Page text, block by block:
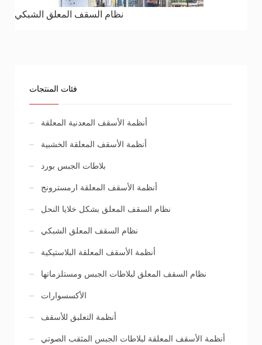
نظام السقف المعلق الشبكي
فئات المنتجات
أنظمة الأسقف المعدنية المعلقة
أنظمة الأسقف المعلقة الخشبية
بلاطات الجبس بورد
أنظمة الأسقف المعلقة ارمسترونج
نظام السقف المعلق بشكل خلايا النحل
نظام السقف المعلق الشبكي
أنظمة الأسقف المعلقة البلاستيكية
نظام السقف المعلق لبلاطات الجبس ومستلزماتها
الأكسسوارات
أنظمة التعلبق للأسقف
أنظمة الأسقف المعلقة لبلاطات الجبس المثقب الصوتي